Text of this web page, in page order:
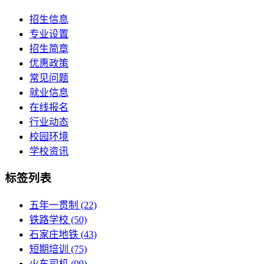
招生信息
专业设置
招生简章
优惠政策
常见问题
就业信息
在线报名
行业动态
校园环境
学校资讯
标签列表
五年一贯制 (22)
铁路学校 (50)
石家庄地铁 (43)
短期培训
(75)